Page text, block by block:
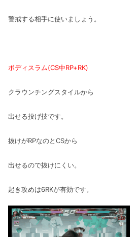
警戒する相手に使いましょう。
ボディスラム(CS中RP+RK)
クラウンチングスタイルから
出せる投げ技です。
抜けがRPなのとCSから
出せるので抜けにくい。
起き攻めは6RKが有効です。